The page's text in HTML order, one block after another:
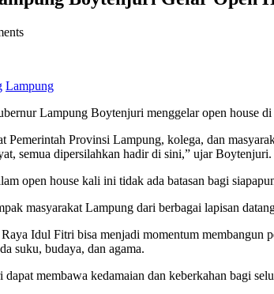
Lampung
Lampung Boytenjuri menggelar open house
Pemerintah Provinsi Lampung, kolega, dan
semua dipersilahkan hadir di sini,” ujar Boytenjuri.
open house kali ini tidak ada batasan bagi
masyarakat Lampung dari berbagai lapisan
Idul Fitri bisa menjadi momentum membangun
suku, budaya, dan agama.
membawa kedamaian dan keberkahan bagi